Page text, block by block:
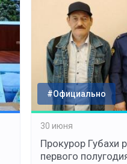
#Официально
30 июня
Прокурор Губахи
первого